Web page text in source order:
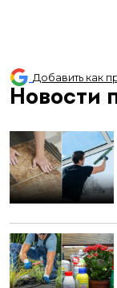
Добавить как
Новости